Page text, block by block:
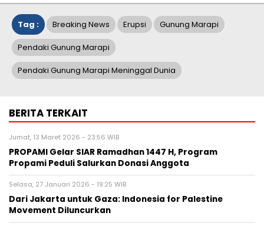
Tag : Breaking News Erupsi Gunung Marapi
Pendaki Gunung Marapi
Pendaki Gunung Marapi Meninggal Dunia
BERITA TERKAIT
Jumat, 13 Maret 2026 - 23:56 WIB
PROPAMI Gelar SIAR Ramadhan 1447 H, Program
Propami Peduli Salurkan Donasi Anggota
Selasa, 27 Januari 2026 - 19:25 WIB
Dari Jakarta untuk Gaza: Indonesia for Palestine
Movement Diluncurkan